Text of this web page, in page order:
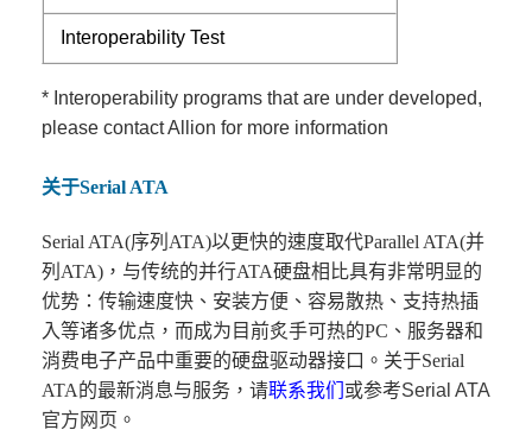
Interoperability Test
* Interoperability programs that are under developed,
please contact Allion for more information
关于Serial ATA
Serial ATA(序列ATA)以更快的速度取代Parallel ATA(并
列ATA)，与传统的并行ATA硬盘相比具有非常明显的
优势：传输速度快、安装方便、容易散热、支持热插
入等诸多优点，而成为目前炙手可热的PC、服务器和
消费电子产品中重要的硬盘驱动器接口。关于Serial
ATA的最新消息与服务，请联系我们 或参考Serial ATA
官方网页 。